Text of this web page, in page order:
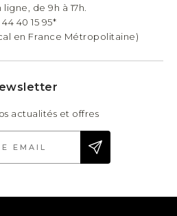
de 9h à 17h.
44 40 15 95*
en France Métropolitaine)
actualités et offres